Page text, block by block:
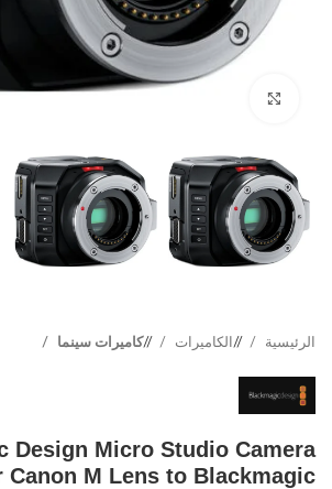
الرئيسية / الكاميرات / كاميرات سينما
Design Micro Studio Camera
Canon M Lens to Blackmagic